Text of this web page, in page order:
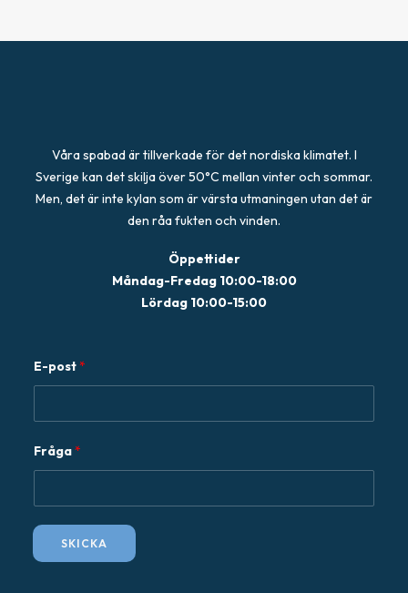
Våra spabad är tillverkade för det nordiska klimatet. I
Sverige kan det skilja över 50°C mellan vinter och sommar.
Men, det är inte kylan som är värsta utmaningen utan det är
den råa fukten och vinden.
Öppettider
Måndag-Fredag 10:00-18:00
Lördag 10:00-15:00
E-post*
g
a
E
Fråga*
SKICKA